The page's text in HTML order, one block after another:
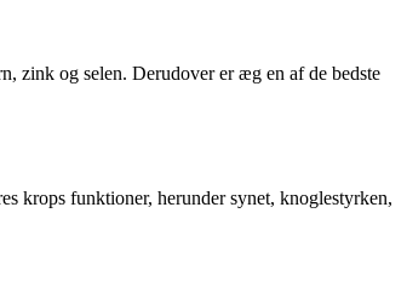
zink og selen. Derudover er æg en af de bedste
krops funktioner, herunder synet, knoglestyrken,